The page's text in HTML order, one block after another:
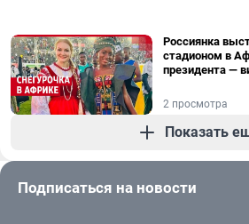
Россиянка
стадионом в
президента —
2 просмотра
Показать
Подписаться на новости